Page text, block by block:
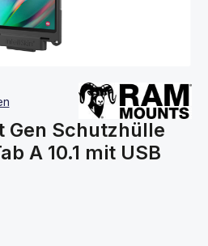
von 0 von 5 Sternen
Gen Schutzhülle
A 10.1 mit USB